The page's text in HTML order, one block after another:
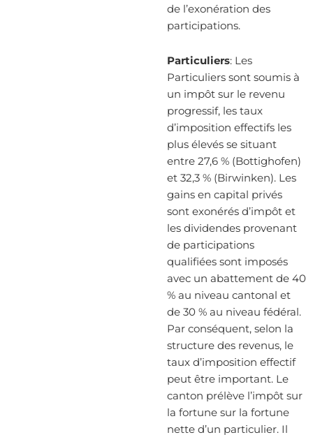
de l’exonération des
participations.
Particuliers: Les
Particuliers sont soumis à
un impôt sur le revenu
progressif, les taux
d’imposition effectifs les
plus élevés se situant
entre 27,6 % (Bottighofen)
et 32,3 % (Birwinken). Les
gains en capital privés
sont exonérés d’impôt et
les dividendes provenant
de participations
qualifiées sont imposés
avec un abattement de 40
% au niveau cantonal et
de 30 % au niveau fédéral.
Par conséquent, selon la
structure des revenus, le
taux d’imposition effectif
peut être important. Le
canton prélève l’impôt sur
la fortune sur la fortune
nette d’un particulier. Il